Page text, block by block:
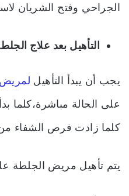
الجراحي وفتح الشريان
التأهيل بعد علاج
يجب أن يبدأ التأهيل
على الحالة مباشرة،كلما
كلما زادت فرص الشفاء
يتم تأهيل مريض الجلطة